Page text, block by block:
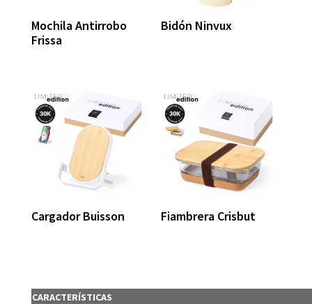
Mochila Antirrobo
Frissa
Bidón Ninvux
Cargador Buisson Fiambrera Crisbut
CARACTERÍSTICAS